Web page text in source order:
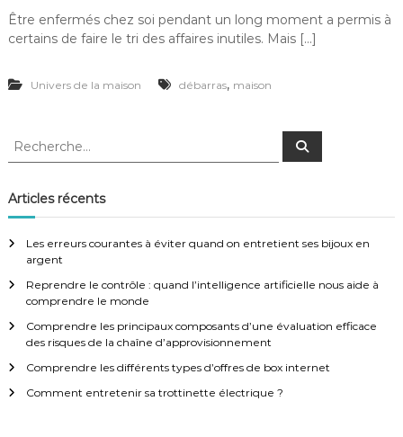
Être enfermés chez soi pendant un long moment a permis à
certains de faire le tri des affaires inutiles. Mais […]
Univers de la maison débarras, maison
R
h
e
c
e
:
R
c
e
r
Articles récents
Les erreurs courantes à éviter quand on entretient ses bijoux en
argent
Reprendre le contrôle : quand l’intelligence artificielle nous aide à
comprendre le monde
Comprendre les principaux composants d’une évaluation efficace
des risques de la chaîne d’approvisionnement
Comprendre les différents types d’offres de box internet
Comment entretenir sa trottinette électrique ?